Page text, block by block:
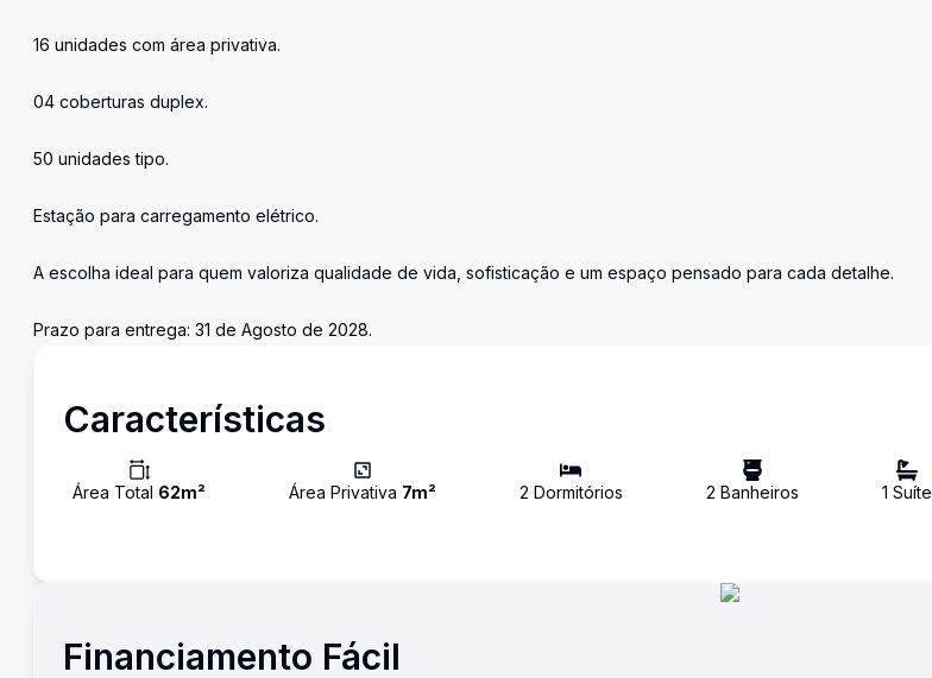
16 unidades com área privativa.
04 coberturas duplex.
50 unidades tipo.
Estação para carregamento elétrico.
A escolha ideal para quem valoriza qualidade de vida, sofisticação e um espaço pensado para cada detalhe.
Prazo para entrega: 31 de Agosto de 2028.
Características
Área Total 62m² Área Privativa 7m² 2 Dormitórios 2 Banheiros 1 Suíte
Financiamento Fácil